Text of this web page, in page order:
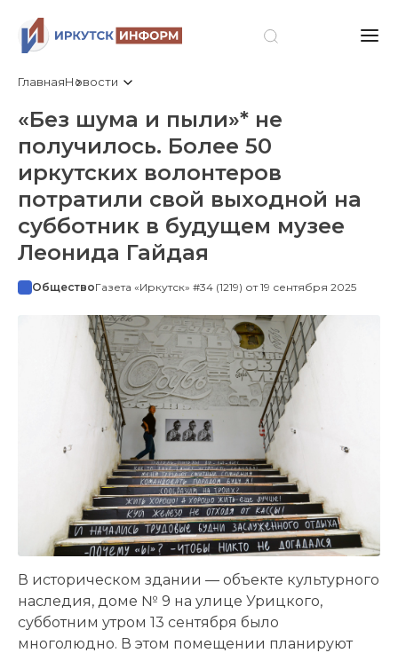
ГлавнаяНовости
«Без шума и пыли»* не
получилось. Более 50
иркутских волонтеров
потратили свой выходной на
субботник в будущем музее
Леонида Гайдая
ОбществоГазета «Иркутск» #34 (1219) от 19 сентября 2025
В историческом здании — объекте культурного
наследия, доме № 9 на улице Урицкого,
субботним утром 13 сентября было
многолюдно. В этом помещении планируют